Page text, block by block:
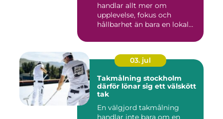
handlar allt mer om
upplevelse, fokus och
hållbarhet än bara en lokal
03. jul
Takmålning stockholm
därför lönar sig ett välskött
tak
En välgjord takmålning
handlar inte bara om en